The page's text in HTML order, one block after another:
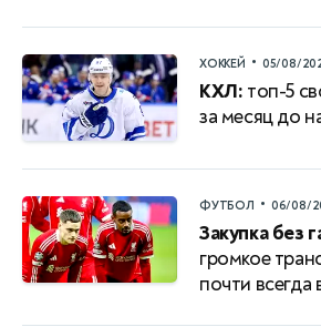
ХОККЕЙ • 05/08/
КХЛ: топ-5
за месяц до
ФУТБОЛ • 06/08/
Закупка без
громкое
почти всегда